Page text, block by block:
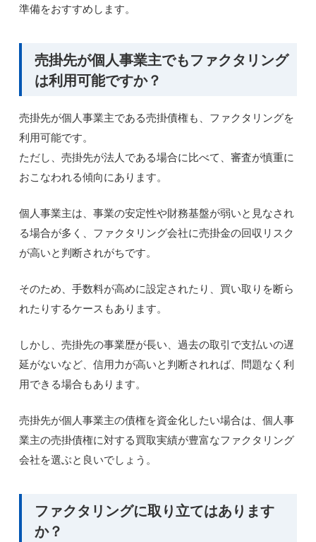
準備をおすすめします。
売掛先が個人事業主でもファクタリング
は利用可能ですか？
売掛先が個人事業主である売掛債権も、ファクタリングを
利用可能です。
ただし、売掛先が法人である場合に比べて、審査が慎重に
おこなわれる傾向にあります。
個人事業主は、事業の安定性や財務基盤が弱いと見なされ
る場合が多く、ファクタリング会社に売掛金の回収リスク
が高いと判断されがちです。
そのため、手数料が高めに設定されたり、買い取りを断ら
れたりするケースもあります。
しかし、売掛先の事業歴が長い、過去の取引で支払いの遅
延がないなど、信用力が高いと判断されれば、問題なく利
用できる場合もあります。
売掛先が個人事業主の債権を資金化したい場合は、個人事
業主の売掛債権に対する買取実績が豊富なファクタリング
会社を選ぶと良いでしょう。
ファクタリングに取り立てはあります
か？